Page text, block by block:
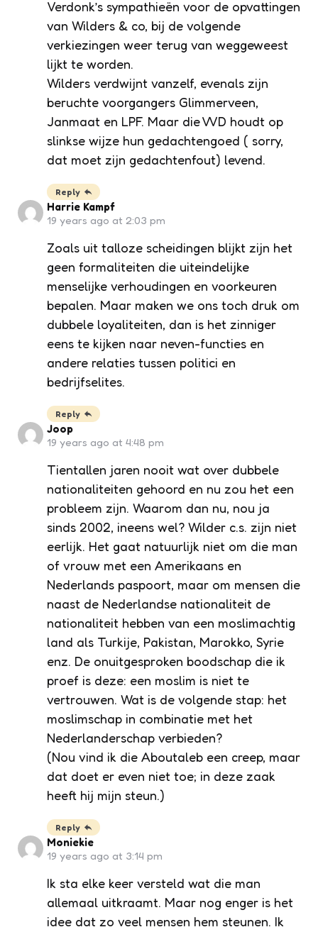
Verdonk’s sympathieën voor de opvattingen
van Wilders & co, bij de volgende
verkiezingen weer terug van weggeweest
lijkt te worden.
Wilders verdwijnt vanzelf, evenals zijn
beruchte voorgangers Glimmerveen,
Janmaat en LPF. Maar die VVD houdt op
slinkse wijze hun gedachtengoed ( sorry,
dat moet zijn gedachtenfout) levend.
Reply
Harrie Kampf
19 years ago at 2:03 pm
Zoals uit talloze scheidingen blijkt zijn het
geen formaliteiten die uiteindelijke
menselijke verhoudingen en voorkeuren
bepalen. Maar maken we ons toch druk om
dubbele loyaliteiten, dan is het zinniger
eens te kijken naar neven-functies en
andere relaties tussen politici en
bedrijfselites.
Reply
Joop
19 years ago at 4:48 pm
Tientallen jaren nooit wat over dubbele
nationaliteiten gehoord en nu zou het een
probleem zijn. Waarom dan nu, nou ja
sinds 2002, ineens wel? Wilder c.s. zijn niet
eerlijk. Het gaat natuurlijk niet om die man
of vrouw met een Amerikaans en
Nederlands paspoort, maar om mensen die
naast de Nederlandse nationaliteit de
nationaliteit hebben van een moslimachtig
land als Turkije, Pakistan, Marokko, Syrie
enz. De onuitgesproken boodschap die ik
proef is deze: een moslim is niet te
vertrouwen. Wat is de volgende stap: het
moslimschap in combinatie met het
Nederlanderschap verbieden?
(Nou vind ik die Aboutaleb een creep, maar
dat doet er even niet toe; in deze zaak
heeft hij mijn steun.)
Reply
Moniekie
19 years ago at 3:14 pm
Ik sta elke keer versteld wat die man
allemaal uitkraamt. Maar nog enger is het
idee dat zo veel mensen hem steunen. Ik